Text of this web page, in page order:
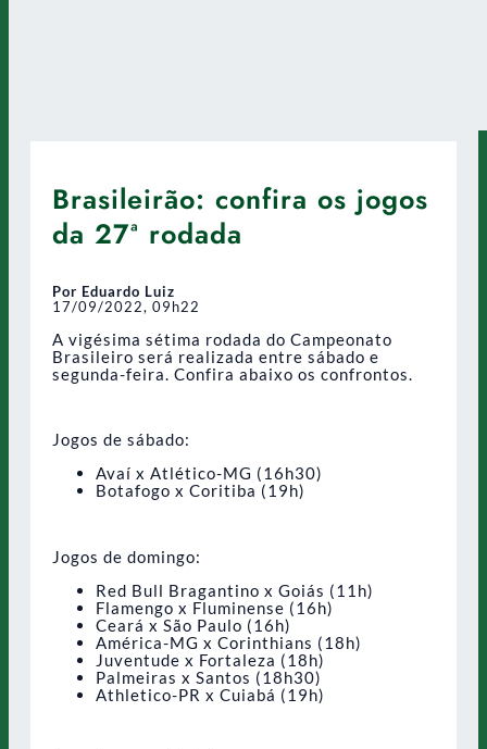
Brasileirão: confira os jogos
da 27ª rodada
Por Eduardo Luiz
17/09/2022, 09h22
A vigésima sétima rodada do Campeonato
Brasileiro será realizada entre sábado e
segunda-feira. Confira abaixo os confrontos.
Jogos de sábado:
Avaí x Atlético-MG (16h30)
Botafogo x Coritiba (19h)
Jogos de domingo:
Red Bull Bragantino x Goiás (11h)
Flamengo x Fluminense (16h)
Ceará x São Paulo (16h)
América-MG x Corinthians (18h)
Juventude x Fortaleza (18h)
Palmeiras x Santos (18h30)
Athletico-PR x Cuiabá (19h)